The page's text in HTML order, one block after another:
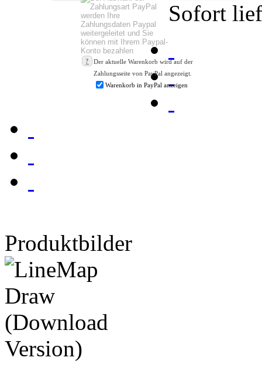
?
Der aktuelle Warenkorb wird auf der
Zahlungsseite von PayPal angezeigt.
Warenkorb in PayPal anzeigen
Sofort
Produktbilder